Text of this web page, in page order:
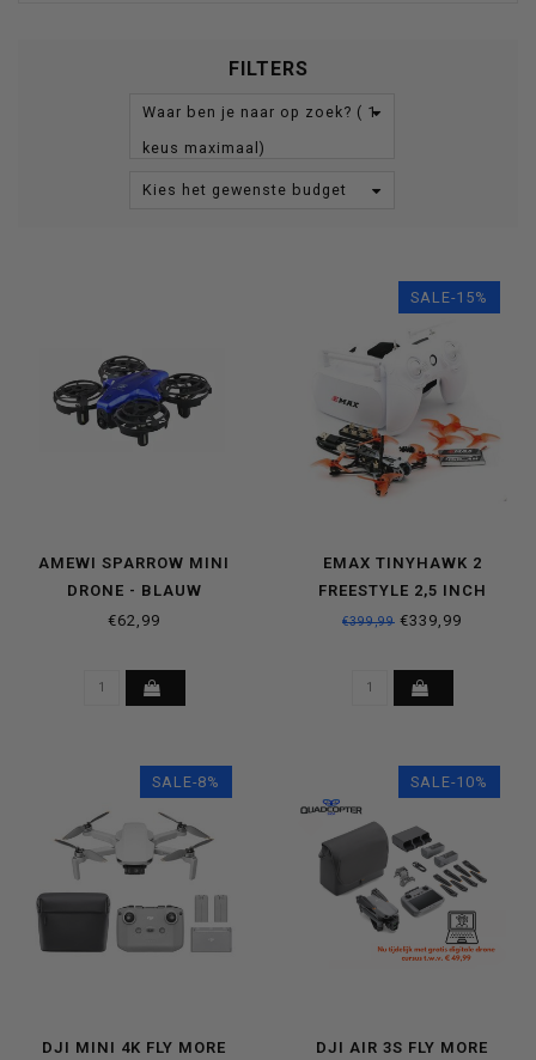
FILTERS
Waar ben je naar op zoek? ( 1
keus maximaal)
Kies het gewenste budget
AMEWI SPARROW MINI
DRONE - BLAUW
€62,99
SALE-15%
EMAX TINYHAWK 2
FREESTYLE 2,5 INCH
RACEDRONE FPV SET
€399,99 €339,99
SALE-8%
DJI MINI 4K FLY MORE
SALE-10%
DJI AIR 3S FLY MORE